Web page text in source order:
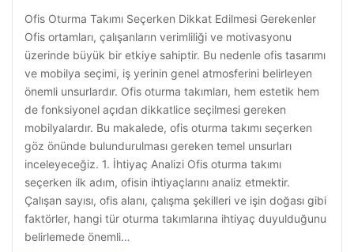
Ofis Oturma Takımı Seçerken Dikkat Edilmesi Gerekenler
Ofis ortamları, çalışanların verimliliği ve motivasyonu
üzerinde büyük bir etkiye sahiptir. Bu nedenle ofis tasarımı
ve mobilya seçimi, iş yerinin genel atmosferini belirleyen
önemli unsurlardır. Ofis oturma takımları, hem estetik hem
de fonksiyonel açıdan dikkatlice seçilmesi gereken
mobilyalardır. Bu makalede, ofis oturma takımı seçerken
göz önünde bulundurulması gereken temel unsurları
inceleyeceğiz. 1. İhtiyaç Analizi Ofis oturma takımı
seçerken ilk adım, ofisin ihtiyaçlarını analiz etmektir.
Çalışan sayısı, ofis alanı, çalışma şekilleri ve işin doğası gibi
faktörler, hangi tür oturma takımlarına ihtiyaç duyulduğunu
belirlemede önemli…